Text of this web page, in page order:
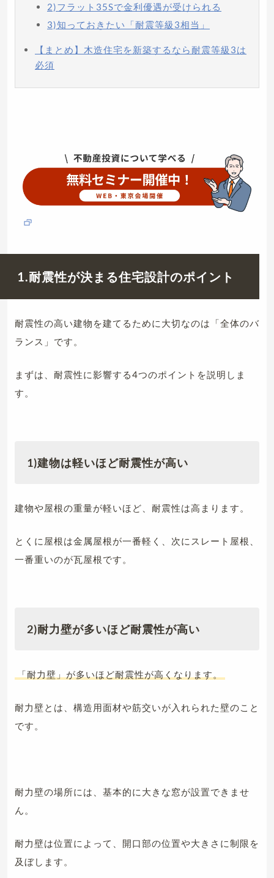
2)フラット35Sで金利優遇が受けられる
3)知っておきたい「耐震等級3相当」
【まとめ】木造住宅を新築するなら耐震等級3は
必須
1.耐震性が決まる住宅設計のポイント
耐震性の高い建物を建てるために大切なのは「全体のバ
ランス」です。
まずは、耐震性に影響する4つのポイントを説明しま
す。
1)建物は軽いほど耐震性が高い
建物や屋根の重量が軽いほど、耐震性は高まります。
とくに屋根は金属屋根が一番軽く、次にスレート屋根、
一番重いのが瓦屋根です。
2)耐力壁が多いほど耐震性が高い
「耐力壁」が多いほど耐震性が高くなります。
耐力壁とは、構造用面材や筋交いが入れられた壁のこと
です。
耐力壁の場所には、基本的に大きな窓が設置できませ
ん。
耐力壁は位置によって、開口部の位置や大きさに制限を
及ぼします。